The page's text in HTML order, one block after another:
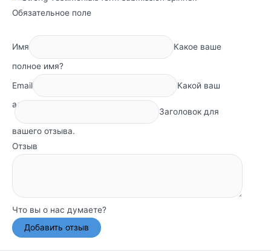
Обязательное поле
Имя
Какое ваше
полное имя?
Email
Какой ваш
адрес электронной почты?
Заголовок для
вашего отзыва.
Отзыв
Что вы о нас думаете?